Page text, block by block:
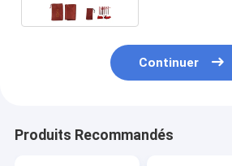
Continuer
Produits Recommandés